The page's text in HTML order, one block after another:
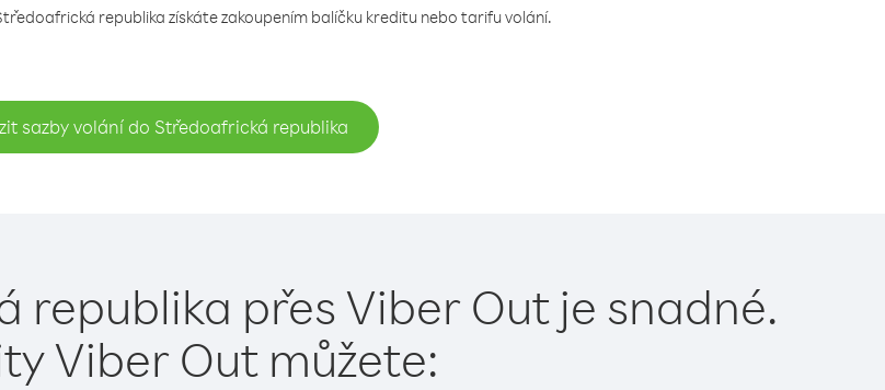
republika získáte zakoupením balíčku kreditu nebo tarifu volání.
sazby volání do Středoafrická republika
republika přes Viber Out je snadné.
Viber Out můžete: